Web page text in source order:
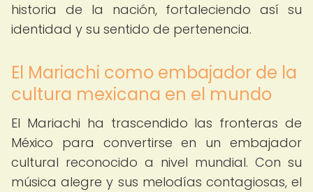
historia de la nación, fortaleciendo así su
identidad y su sentido de pertenencia.
El Mariachi como embajador de la
cultura mexicana en el mundo
El Mariachi ha trascendido las fronteras de
México para convertirse en un embajador
cultural reconocido a nivel mundial. Con su
música alegre y sus melodías contagiosas, el